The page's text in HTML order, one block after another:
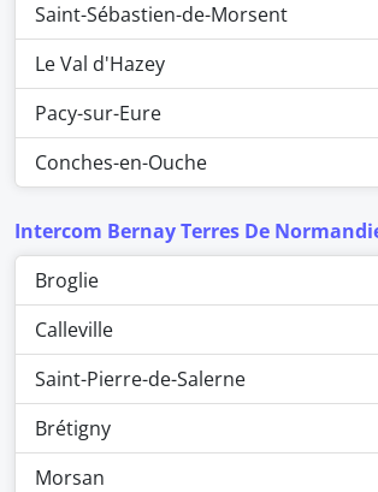
Saint-Sébastien-de-Morsent
Le Val d'Hazey
Pacy-sur-Eure
Conches-en-Ouche
Intercom Bernay Terres De
Broglie
Calleville
Saint-Pierre-de-Salerne
Brétigny
Morsan